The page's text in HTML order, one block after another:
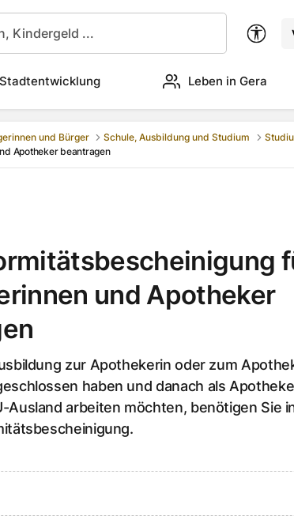
Leben in Gera
und Bürger Schule, Ausbildung und Studium
Apotheker beantragen
und Apotheker
zur Apothekerin oder zum
haben und danach als
Ausland arbeiten möchten, benötigen Sie